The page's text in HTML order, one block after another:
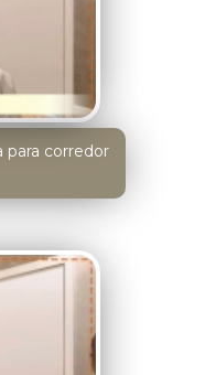
para corredor